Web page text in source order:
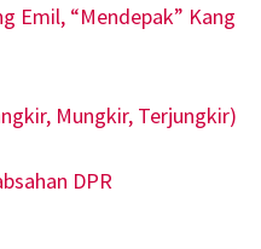
Emil, “Mendepak” Kang
Mungkir, Terjungkir)
DPR